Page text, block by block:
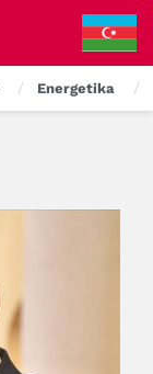
Energetika